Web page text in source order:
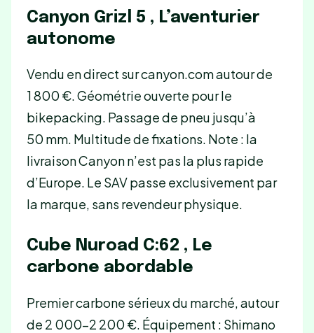
Canyon Grizl 5 , L’aventurier
autonome
Vendu en direct sur canyon.com autour de
1 800 €. Géométrie ouverte pour le
bikepacking. Passage de pneu jusqu’à
50 mm. Multitude de fixations. Note : la
livraison Canyon n’est pas la plus rapide
d’Europe. Le SAV passe exclusivement par
la marque, sans revendeur physique.
Cube Nuroad C:62 , Le
carbone abordable
Premier carbone sérieux du marché, autour
de 2 000-2 200 €. Équipement : Shimano